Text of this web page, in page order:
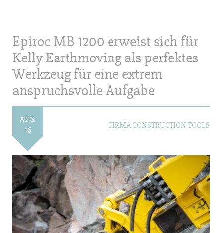
Epiroc MB 1200 erweist sich für
Kelly Earthmoving als perfektes
Werkzeug für eine extrem
anspruchsvolle Aufgabe
AUG.
16
FIRMA CONSTRUCTION TOOLS